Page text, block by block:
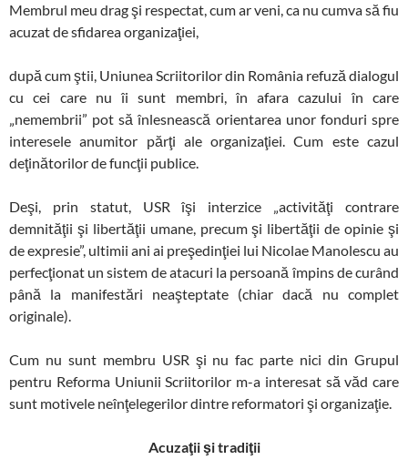
Membrul meu drag şi respectat, cum ar veni, ca nu cumva să fiu
acuzat de sfidarea organizaţiei,
după cum ştii, Uniunea Scriitorilor din România refuză dialogul
cu cei care nu îi sunt membri, în afara cazului în care
„nemembrii” pot să înlesnească orientarea unor fonduri spre
interesele anumitor părţi ale organizaţiei. Cum este cazul
deţinătorilor de funcţii publice.
Deşi, prin statut, USR îşi interzice „activităţi contrare
demnităţii şi libertăţii umane, precum şi libertăţii de opinie şi
de expresie”, ultimii ani ai preşedinţiei lui Nicolae Manolescu au
perfecţionat un sistem de atacuri la persoană împins de curând
până la manifestări neaşteptate (chiar dacă nu complet
originale).
Cum nu sunt membru USR şi nu fac parte nici din Grupul
pentru Reforma Uniunii Scriitorilor m-a interesat să văd care
sunt motivele neînţelegerilor dintre reformatori şi organizaţie.
Acuzaţii şi tradiţii